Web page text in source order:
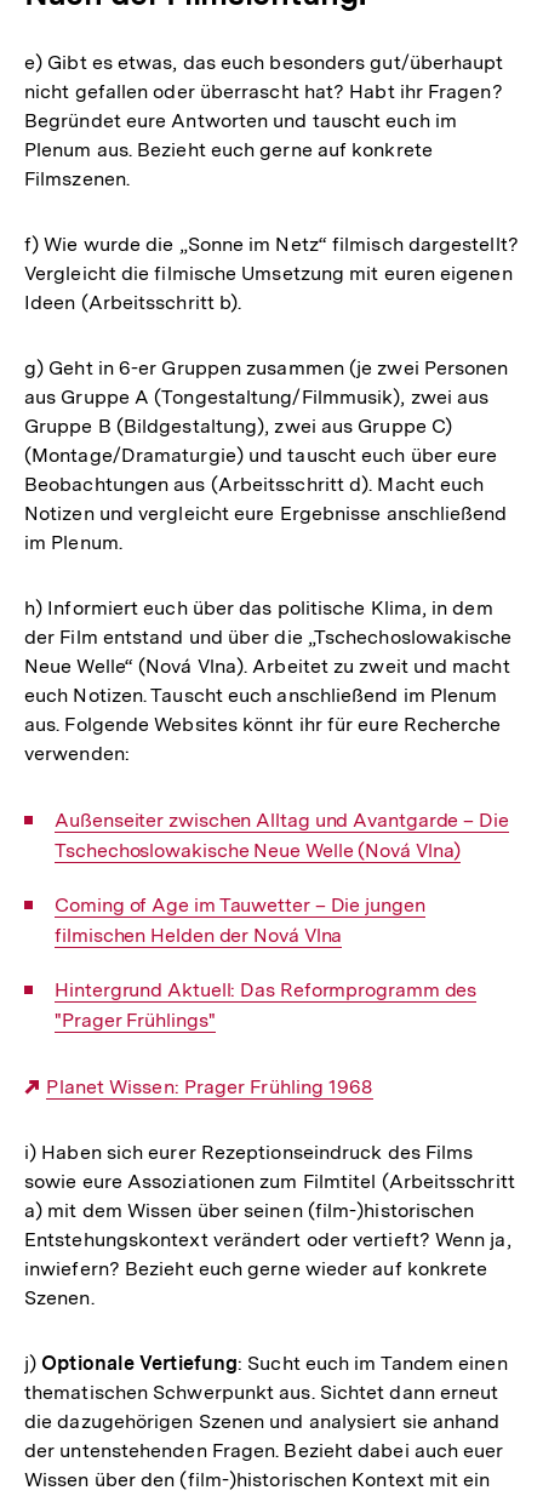
e) Gibt es etwas, das euch besonders gut/überhaupt
nicht gefallen oder überrascht hat? Habt ihr Fragen?
Begründet eure Antworten und tauscht euch im
Plenum aus. Bezieht euch gerne auf konkrete
Filmszenen.
f) Wie wurde die „Sonne im Netz“ filmisch dargestellt?
Vergleicht die filmische Umsetzung mit euren eigenen
Ideen (Arbeitsschritt b).
g) Geht in 6-er Gruppen zusammen (je zwei Personen
aus Gruppe A (Tongestaltung/Filmmusik), zwei aus
Gruppe B (Bildgestaltung), zwei aus Gruppe C)
(Montage/Dramaturgie) und tauscht euch über eure
Beobachtungen aus (Arbeitsschritt d). Macht euch
Notizen und vergleicht eure Ergebnisse anschließend
im Plenum.
h) Informiert euch über das politische Klima, in dem
der Film entstand und über die „Tschechoslowakische
Neue Welle“ (Nová Vlna). Arbeitet zu zweit und macht
euch Notizen. Tauscht euch anschließend im Plenum
aus. Folgende Websites könnt ihr für eure Recherche
verwenden:
Interner
Link:
Außenseiter zwischen Alltag und Avantgarde – Die
Tschechoslowakische Neue Welle (Nová Vlna)
Interner
Link:
Coming of Age im Tauwetter – Die jungen
filmischen Helden der Nová Vlna
Interner
Link:
Hintergrund Aktuell: Das Reformprogramm des
"Prager Frühlings"
Externer
Planet Wissen: Prager Frühling 1968
i) Haben sich eurer Rezeptionseindruck des Films
sowie eure Assoziationen zum Filmtitel (Arbeitsschritt
a) mit dem Wissen über seinen (film-)historischen
Entstehungskontext verändert oder vertieft? Wenn ja,
inwiefern? Bezieht euch gerne wieder auf konkrete
Szenen.
j) Optionale Vertiefung: Sucht euch im Tandem einen
thematischen Schwerpunkt aus. Sichtet dann erneut
die dazugehörigen Szenen und analysiert sie anhand
der untenstehenden Fragen. Bezieht dabei auch euer
Wissen über den (film-)historischen Kontext mit ein